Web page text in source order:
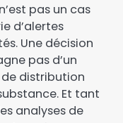
pas un cas
d’alertes
Une décision
pas d’un
distribution
Et tant
analyses de